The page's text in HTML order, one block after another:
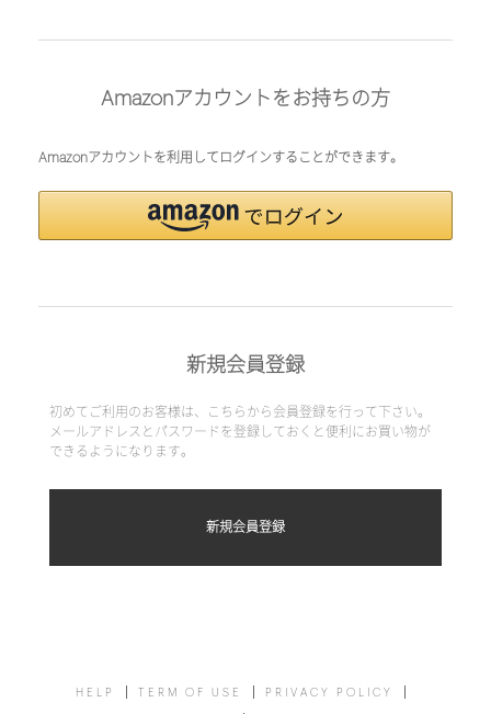
Amazonアカウントをお持ちの方
Amazonアカウントを利用してログインすることができます。
新規会員登録
初めてご利用のお客様は、こちらから会員登録を行って下さい。
メールアドレスとパスワードを登録しておくと便利にお買い物が
できるようになります。
HELP TERM OF USE PRIVACY POLICY